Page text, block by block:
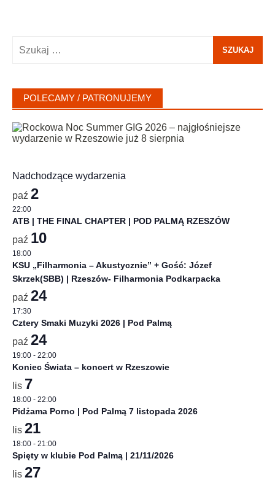
POLECAMY / PATRONUJEMY
Nadchodzące wydarzenia
paź 2
22:00
ATB | THE FINAL CHAPTER | POD PALMĄ RZESZÓW
paź 10
18:00
KSU „Filharmonia – Akustycznie” + Gość: Józef
Skrzek(SBB) | Rzeszów- Filharmonia Podkarpacka
paź 24
17:30
Cztery Smaki Muzyki 2026 | Pod Palmą
paź 24
19:00 - 22:00
Koniec Świata – koncert w Rzeszowie
lis 7
18:00 - 22:00
Pidżama Porno | Pod Palmą 7 listopada 2026
lis 21
18:00 - 21:00
Spięty w klubie Pod Palmą | 21/11/2026
lis 27